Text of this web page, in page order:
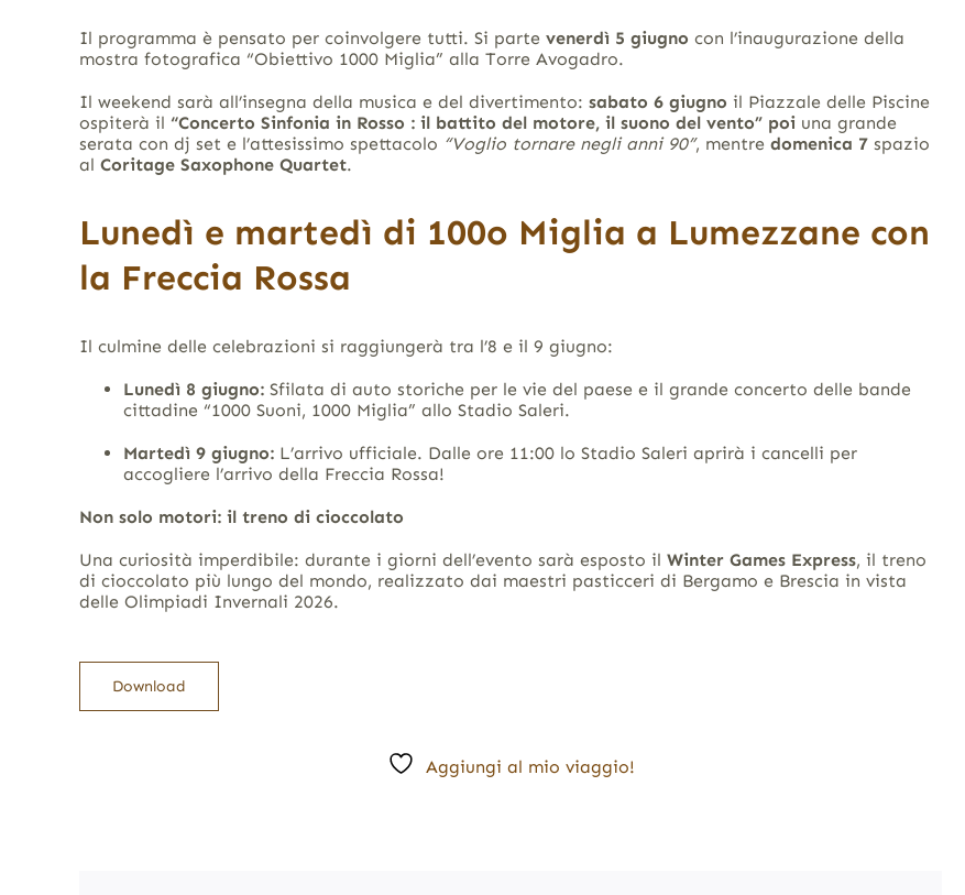
Il programma è pensato per coinvolgere tutti. Si parte venerdì 5 giugno con l’inaugurazione della
mostra fotografica “Obiettivo 1000 Miglia” alla Torre Avogadro.
Il weekend sarà all’insegna della musica e del divertimento: sabato 6 giugno il Piazzale delle Piscine
ospiterà il “Concerto Sinfonia in Rosso : il battito del motore, il suono del vento” poiuna grande
serata con dj set e l’attesissimo spettacolo “Voglio tornare negli anni 90”, mentre domenica 7spazio
al Coritage Saxophone Quartet.
Lunedì e martedì di 100o Miglia a Lumezzane con
la Freccia Rossa
Il culmine delle celebrazioni si raggiungerà tra l’8 e il 9 giugno:
Lunedì 8 giugno:Sfilata di auto storiche per le vie del paese e il grande concerto delle bande
cittadine “1000 Suoni, 1000 Miglia” allo Stadio Saleri.
Martedì 9 giugno:L’arrivo ufficiale. Dalle ore 11:00 lo Stadio Saleri aprirà i cancelli per
accogliere l’arrivo della Freccia Rossa!
Non solo motori: il treno di cioccolato
Una curiosità imperdibile: durante i giorni dell’evento sarà esposto il Winter Games Express, il treno
di cioccolato più lungo del mondo, realizzato dai maestri pasticceri di Bergamo e Brescia in vista
delle Olimpiadi Invernali 2026.
Download
Aggiungi al mio viaggio!